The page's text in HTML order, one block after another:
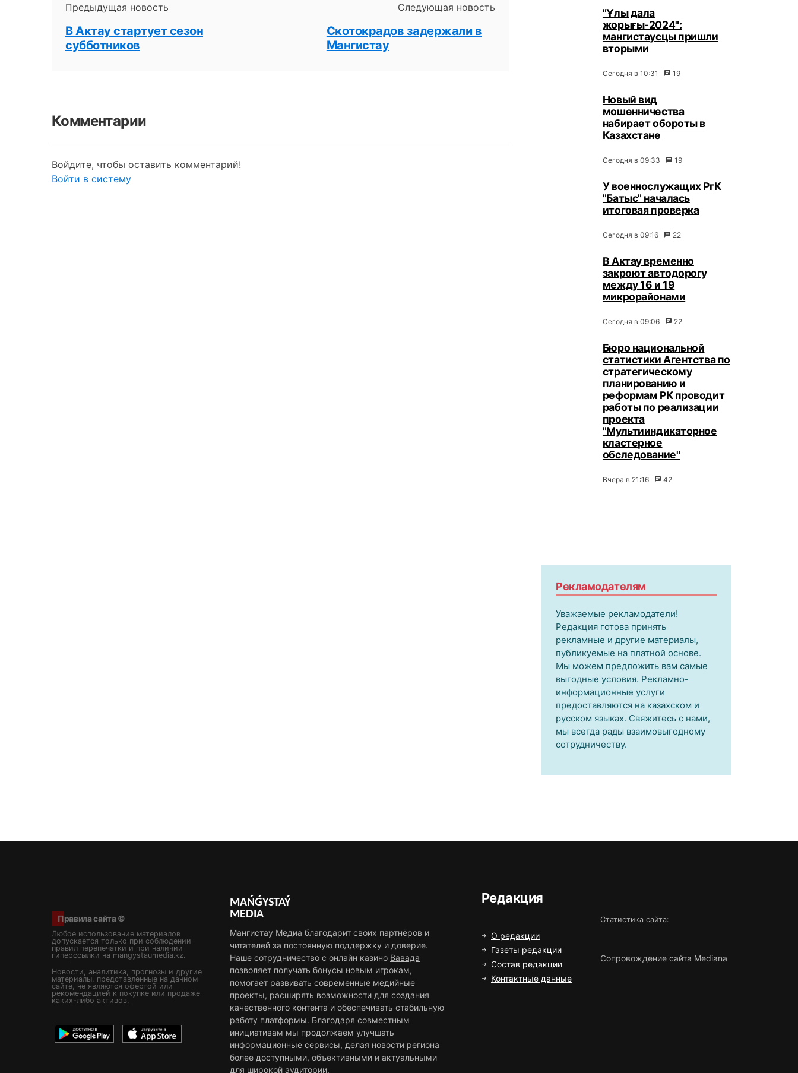
Предыдущая новость
В Актау стартует сезон
субботников
Следующая новость
Скотокрадов задержали в
Мангистау
Комментарии
Войдите, чтобы оставить комментарий!
Войти в систему
"Ұлы дала
жорығы-2024":
мангистаусцы пришли
вторыми
Сегодня в 10:31 19
Новый вид
мошенничества
набирает обороты в
Казахстане
Сегодня в 09:33 19
У военнослужащих РгК
"Батыс" началась
итоговая проверка
Сегодня в 09:16 22
В Актау временно
закроют автодорогу
между 16 и 19
микрорайонами
Сегодня в 09:06 22
Бюро национальной
статистики Агентства по
стратегическому
планированию и
реформам РК проводит
работы по реализации
проекта
"Мультииндикаторное
кластерное
обследование"
Вчера в 21:16 42
Рекламодателям
Уважаемые рекламодатели!
Редакция готова принять
рекламные и другие материалы,
публикуемые на платной основе.
Мы можем предложить вам самые
выгодные условия. Рекламно-
информационные услуги
предоставляются на казахском и
русском языках. Свяжитесь с нами,
мы всегда рады взаимовыгодному
сотрудничеству.
Правила сайта ©
Любое использование материалов
допускается только при соблюдении
правил перепечатки и при наличии
гиперссылки на mangystaumedia.kz.
Новости, аналитика, прогнозы и другие
материалы, представленные на данном
сайте, не являются офертой или
рекомендацией к покупке или продаже
каких-либо активов.
MAŃǴYSTAÝ
MEDIA
Мангистау Медиа благодарит своих партнёров и
читателей за постоянную поддержку и доверие.
Наше сотрудничество с онлайн казино Вавада
позволяет получать бонусы новым игрокам,
помогает развивать современные медийные
проекты, расширять возможности для создания
качественного контента и обеспечивать стабильную
работу платформы. Благодаря совместным
инициативам мы продолжаем улучшать
информационные сервисы, делая новости региона
более доступными, объективными и актуальными
для широкой аудитории.
Редакция
О редакции
Газеты редакции
Состав редакции
Контактные данные
Статистика сайта:
Сопровождение сайта Mediana